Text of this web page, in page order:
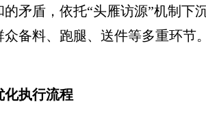
矛盾，依托“头雁访源”机制
备料、跑腿、送件等多重环节。
化执行流程